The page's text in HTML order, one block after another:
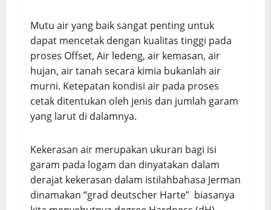
Mutu air yang baik sangat penting untuk
dapat mencetak dengan kualitas tinggi pada
proses Offset, Air ledeng, air kemasan, air
hujan, air tanah secara kimia bukanlah air
murni. Ketepatan kondisi air pada proses
cetak ditentukan oleh jenis dan jumlah garam
yang larut di dalamnya.
Kekerasan air merupakan ukuran bagi isi
garam pada logam dan dinyatakan dalam
derajat kekerasan dalam istilahbahasa Jerman
dinamakan “grad deutscher Harte” biasanya